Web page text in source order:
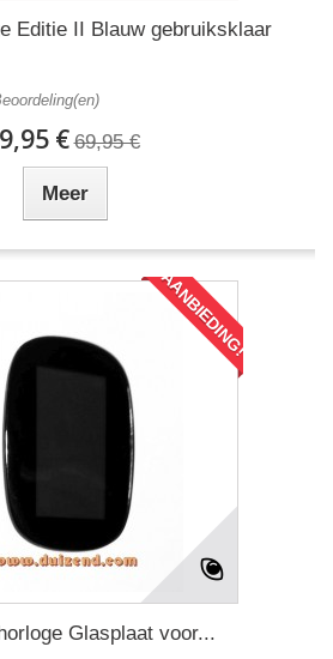
Editie II Blauw gebruiksklaar
€ 69,95 €
Meer
AANBIEDING!
Glasplaat voor...